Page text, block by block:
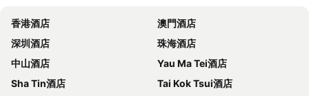
香港酒店
澳門酒店
深圳酒店
珠海酒店
中山酒店
Yau Ma Tei酒店
Sha Tin酒店
Tai Kok Tsui酒店